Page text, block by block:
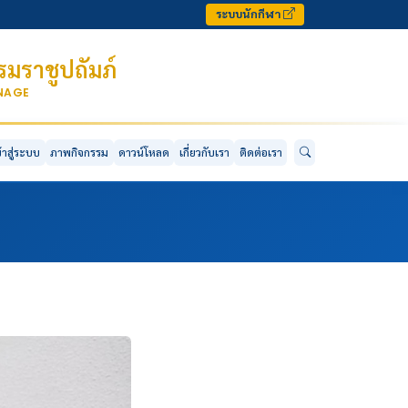
ระบบนักกีฬา
มราชูปถัมภ์
าสู่ระบบ ภาพกิจกรรม ดาวน์โหลด เกี่ยวกับเรา ติดต่อเรา